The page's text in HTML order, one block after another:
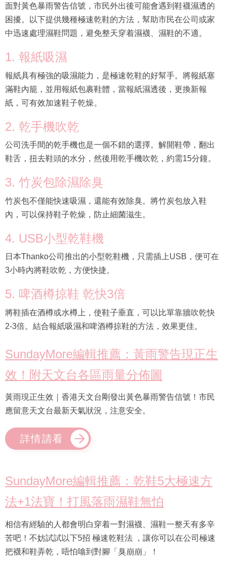
面對黃色暴雨警告信號，市民外出後可能會遇到鞋襪濕透的
困擾。以下提供幾種極速乾鞋的方法，幫助市民在公司或家
中迅速處理濕鞋問題，避免整天穿着濕襪、濕鞋的不適。
1. 報紙吸濕
報紙具有極強的吸濕能力，是極速乾鞋的好幫手。將報紙塞
滿鞋內籠，並用報紙包裹鞋體，當報紙濕透後，更換新報
紙，可有效加速鞋子乾燥。
2. 乾手機吹乾
公司洗手間的乾手機也是一個不錯的選擇。解開鞋帶，翻出
鞋舌，扭去鞋頭的水分，然後用乾手機吹乾，約需15分鐘。
3. 竹炭包除濕除臭
竹炭包不僅能快速吸濕，還能有效除臭。將竹炭包放入鞋
內，可以保持鞋子乾燥，防止細菌滋生。
4. USB小型乾鞋機
日本Thanko公司推出的小型乾鞋機，只需插上USB，便可在
3小時內將鞋吹乾，方便快捷。
5. 啤酒樽掠鞋 乾快3倍
將鞋插在酒樽或水樽上，使鞋子垂直，可以比單靠牆吹乾快
2-3倍。結合報紙吸濕和啤酒樽掠鞋的方法，效果更佳。
SundayMore編輯推薦：黃雨警告現正生
效！附天文台各區雨量分佈圖
黃雨現正生效｜香港天文台剛發出黃色暴雨警告信號！市民
應留意天文台最新天氣狀況，注意安全。
詳情請看
SundayMore編輯推薦：乾鞋5大極速方
法+1法寶！打風落雨濕鞋無怕
相信有經驗的人都會明白穿着一對濕襪、濕鞋一整天有多辛
苦吧！不妨試試以下5招 極速乾鞋法 ，讓你可以在公司極速
把襪和鞋弄乾，唔怕噏到對腳「臭崩崩」！